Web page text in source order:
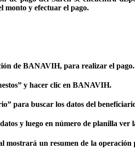
monto y efectuar el pago.
de BANAVIH, para realizar el pago.
y hacer clic en BANAVIH.
para buscar los datos del
y luego en número de planilla ver
un resumen de la